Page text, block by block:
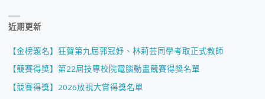
近期更新
【金榜題名】狂賀第九屆郭冠妤、林莉芸同學考取正式教師
【競賽得獎】第22屆技專校院電腦動畫競賽得獎名單
【競賽得獎】2026放視大賞得獎名單